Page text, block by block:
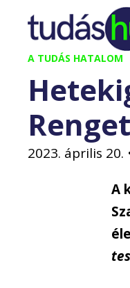
Kilépés
tartalomba
A TUDÁS HATALOM
2023. április 20.
A